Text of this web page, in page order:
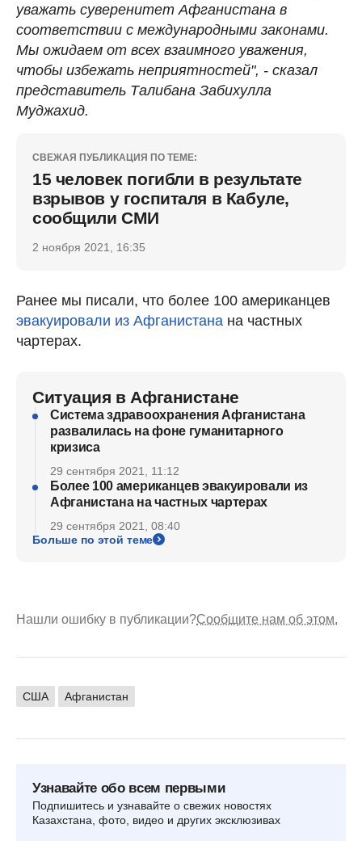
уважать суверенитет Афганистана в
соответствии с международными законами.
Мы ожидаем от всех взаимного уважения,
чтобы избежать неприятностей", - сказал
представитель Талибана Забихулла
Муджахид.
СВЕЖАЯ ПУБЛИКАЦИЯ ПО ТЕМЕ:
15 человек погибли в результате
взрывов у госпиталя в Кабуле,
сообщили СМИ
2 ноября 2021, 16:35
Ранее мы писали, что более 100 американцев
эвакуировали из Афганистана на частных
чартерах.
Ситуация в Афганистане
Система здравоохранения Афганистана
развалилась на фоне гуманитарного
кризиса
29 сентября 2021, 11:12
Более 100 американцев эвакуировали из
Афганистана на частных чартерах
29 сентября 2021, 08:40
Больше по этой теме
Нашли ошибку в публикации?Сообщите нам об этом.
США Афганистан
Узнавайте обо всем первыми
Подпишитесь и узнавайте о свежих новостях
Казахстана, фото, видео и других эксклюзивах